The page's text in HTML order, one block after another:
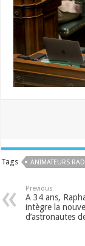
Tags ANIMATEURS
Previous
A 34 ans,
intègre la
d’astronautes